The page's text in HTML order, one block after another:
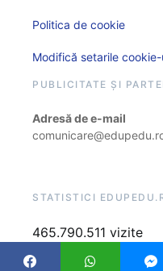
Politica de cookie
Modifică setarile
PUBLICITATE ȘI
Adresă de e-mail
STATISTICI
465.790.511 vizite